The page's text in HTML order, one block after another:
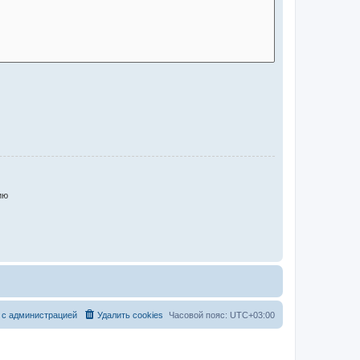
Часовой пояс: UTC+03:00
Удалить cookies
администрацией